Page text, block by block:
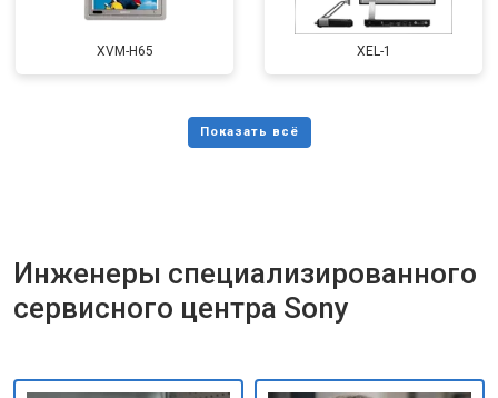
XVM-H65 XEL-1
Инженеры специализированного
сервисного центра Sony